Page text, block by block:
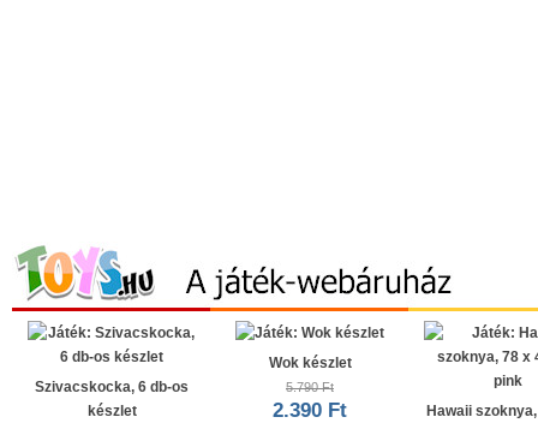
Szivacskocka, 6 db-os
készlet
Wok készlet
5.790 Ft
2.390 Ft
Hawaii